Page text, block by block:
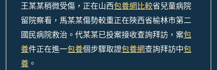
王某某稍微受傷，正在山西包養網比較省兒童病院
留院察看，馬某某傷勢較重正在陜西省榆林市第二
國民病院救治。代某某已投案接收查詢拜訪，案包
養件正在進一包養個步驟取證包養網查詢拜訪中包
養 。